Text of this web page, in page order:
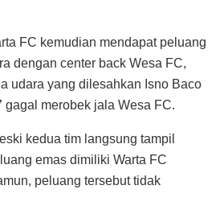
FC kemudian mendapat peluang
dengan center back Wesa FC,
udara yang dilesahkan Isno Baco
gagal merobek jala Wesa FC.
kedua tim langsung tampil
emas dimiliki Warta FC
peluang tersebut tidak